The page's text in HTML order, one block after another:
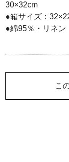
こ
30×32cm
●箱サイズ：
●綿95％・リネン